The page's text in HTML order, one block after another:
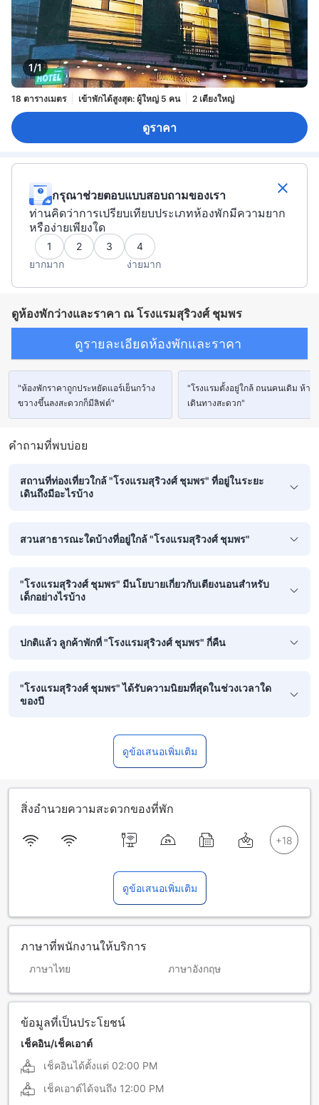
1/1
18 ตารางเมตร เข้าพักได้สูงสุด: ผู้ใหญ่ 5 คน 2 เตียงใหญ่
ดูราคา
กรุณาช่วยตอบแบบสอบถามของเรา
ท่านคิดว่าการเปรียบเทียบประเภทห้องพักมีความยาก
หรือง่ายเพียงใด
1 2 3
4
ยากมาก
ง่ายมาก
ดูห้องพักว่างและราคา ณ โรงแรมสุริวงศ์ ชุมพร
ดูรายละเอียดห้องพักและราคา
"ห้องพักราคาถูกประหยัดแอร์เย็นกว้าง
ขวางขึ้นลงสะดวกก็มีลิฟต์"
"โรงแรมตั้งอยู่ใกล้ ถนนคนเดิม ห้างฯ
เดินทางสะดวก"
คำถามที่พบบ่อย
สถานที่ท่องเที่ยวใกล้ "โรงแรมสุริวงศ์ ชุมพร" ที่อยู่ในระยะ
เดินถึงมีอะไรบ้าง
สวนสาธารณะใดบ้างที่อยู่ใกล้ "โรงแรมสุริวงศ์ ชุมพร"
"โรงแรมสุริวงศ์ ชุมพร" มีนโยบายเกี่ยวกับเตียงนอนสำหรับ
เด็กอย่างไรบ้าง
ปกติแล้ว ลูกค้าพักที่ "โรงแรมสุริวงศ์ ชุมพร" กี่คืน
"โรงแรมสุริวงศ์ ชุมพร" ได้รับความนิยมที่สุดในช่วงเวลาใด
ของปี
ดูข้อเสนอเพิ่มเติม
สิ่งอำนวยความสะดวกของที่พัก
ดูข้อเสนอเพิ่มเติม
ภาษาที่พนักงานให้บริการ
ภาษาไทย ภาษาอังกฤษ
ข้อมูลที่เป็นประโยชน์
เช็คอิน/เช็คเอาต์
เช็คอินได้ตั้งแต่ 02:00 PM
เช็คเอาต์ได้จนถึง 12:00 PM